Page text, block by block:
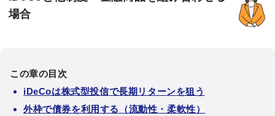
場合
この章の目次
iDeCoは株式型投信で長期リターンを狙う
外枠で債券を利用する（流動性・柔軟性）